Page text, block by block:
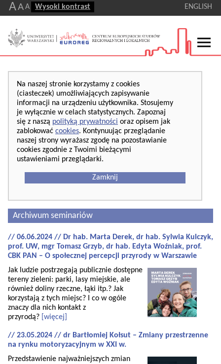
AA A Wysoki kontrast ENGLISH
Na naszej stronie korzystamy z cookies
(ciasteczek) umożliwiających zapisywanie
informacji na urządzeniu użytkownika. Stosujemy
je wyłącznie w celach statystycznych. Zapoznaj
się z naszą polityką prywatności oraz opisem jak
zablokować cookies. Kontynuując przeglądanie
naszej strony wyrażasz zgodę na pozostawianie
cookies zgodnie z Twoimi bieżącymi
ustawieniami przeglądarki.
Zamknij
Archiwum seminariów
// 06.06.2024 // Dr hab. Marta Derek, dr hab. Sylwia Kulczyk,
prof. UW, mgr Tomasz Grzyb, dr hab. Edyta Woźniak, prof.
CBK PAN – O społecznej percepcji przyrody w Warszawie
Jak ludzie postrzegają publicznie dostępne
tereny zieleni: parki, lasy miejskie, ale
również doliny rzeczne, łąki itp.? Jak
korzystają z tych miejsc? I co w ogóle
znaczy dla nich kontakt z
przyrodą? [więcej]
// 23.05.2024 // dr Bartłomiej Kołsut – Zmiany przestrzenne
na rynku motoryzacyjnym w XXI w.
Przedstawienie najważniejszych zmian